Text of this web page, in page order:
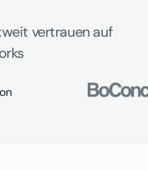
vertrauen auf